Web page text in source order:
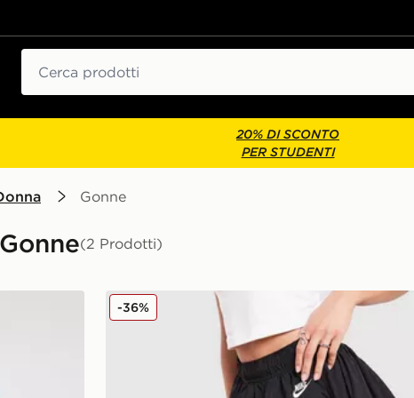
20% DI SCONTO
PER STUDENTI
Gonne
(2 Prodotti)
Nike Gonna Bubble
-36%